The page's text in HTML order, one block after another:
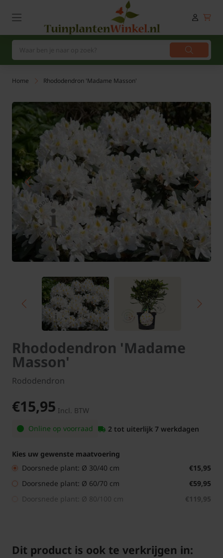
Home Rhododendron 'Madame Masson'
Rhododendron 'Madame
Masson'
Rododendron
€15,95 Incl. BTW
Online op voorraad
2 tot uiterlijk 7 werkdagen
Kies uw gewenste maatvoering
Doorsnede plant: Ø 30/40 cm
€15,95
Doorsnede plant: Ø 60/70 cm
€59,95
Doorsnede plant: Ø 80/100 cm
€119,95
Dit product is ook te verkrijgen in: